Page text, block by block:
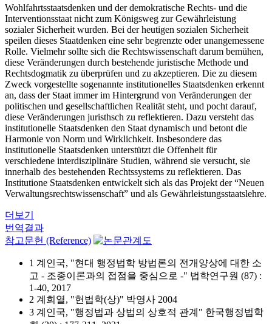
Wohlfahrtsstaatsdenken und der demokratische Rechts- und die
Interventionsstaat nicht zum Königsweg zur Gewährleistung
sozialer Sicherheit wurden. Bei der heutigen sozialen Sicherheit
speilen dieses Staatdenken eine sehr begrenzte oder unangemessene
Rolle. Vielmehr sollte sich die Rechtswissenschaft darum bemühen,
diese Veränderungen durch bestehende juristische Methode und
Rechtsdogmatik zu überprüfen und zu akzeptieren. Die zu diesem
Zweck vorgestellte sogenannte institutionelles Staatsdenken erkennt
an, dass der Staat immer im Hintergrund von Veränderungen der
politischen und gesellschaftlichen Realität steht, und pocht darauf,
diese Veränderungen juristhsch zu reflektieren. Dazu versteht das
institutionelle Staatsdenken den Staat dynamisch und betont die
Harmonie von Norm und Wirklichkeit. Insbesondere das
institutionelle Staatsdenken unterstützt die Offenheit für
verschiedene interdisziplinäre Studien, während sie versucht, sie
innerhalb des bestehenden Rechtssystems zu reflektieren. Das
Institutione Staatsdenken entwickelt sich als das Projekt der “Neuen
Verwaltungsrechtswissenschaft” und als Gewährleistungsstaatslehre.
더보기
번역결과
참고문헌 (Reference)
1 계인국, "현대 행정법학 방법론의 전개양상에 대한 소
고 - 조종이론과의 접점을 중심으로 -" 법학연구원 (87) :
1-40, 2017
2 계희열, "헌법학(상)" 박영사 2004
3 계인국, "행정법과 상법의 상호적 관계" 한국행정법학